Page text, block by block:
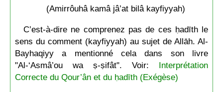
(Amirrôuhâ kamâ jâ’at bilâ kayfiyyah)
C’est-à-dire ne comprenez pas de ces ḥadīth le
sens du comment (kayfiyyah) au sujet de Allāh. Al-
Bayhaqiyy a mentionné cela dans son livre
"Al-‘Asmâ’ou wa ṣ-ṣifât". Voir: Interprétation
Correcte du Qour’ân et du ḥadīth (Exégèse)